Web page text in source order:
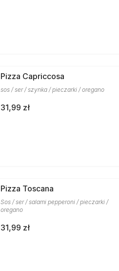
Pizza Capriccosa
sos / ser / szynka / pieczarki / oregano
31,99 zł
Pizza Toscana
Sos / ser / salami pepperoni / pieczarki /
oregano
31,99 zł